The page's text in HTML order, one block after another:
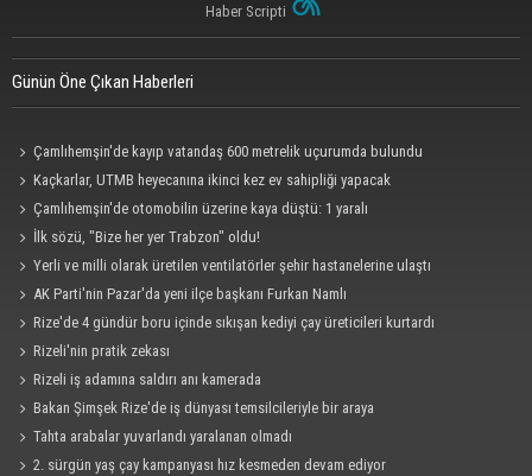
Haber Scripti
Günün Öne Çıkan Haberleri
Çamlıhemşin'de kayıp vatandaş 600 metrelik uçurumda bulundu
Kaçkarlar, UTMB heyecanına ikinci kez ev sahipliği yapacak
Çamlıhemşin'de otomobilin üzerine kaya düştü: 1 yaralı
İlk sözü, "Bize her yer Trabzon" oldu!
Yerli ve milli olarak üretilen ventilatörler şehir hastanelerine ulaştı
AK Parti'nin Pazar'da yeni ilçe başkanı Furkan Namlı
Rize'de 4 gündür boru içinde sıkışan kediyi çay üreticileri kurtardı
Rizeli'nin pratik zekası
Rizeli iş adamına saldırı anı kamerada
Bakan Şimşek Rize'de iş dünyası temsilcileriyle bir araya
Tahta arabalar yuvarlandı yaralanan olmadı
2. sürgün yaş çay kampanyası hız kesmeden devam ediyor